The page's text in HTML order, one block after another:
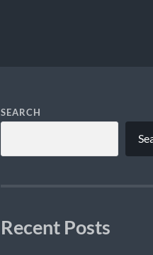
SEARCH
Recent Posts